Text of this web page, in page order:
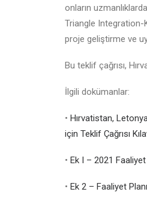
onların
Triangle Integration-
proje geliştirme ve
Bu teklif çağrısı,
İlgili dokümanlar:
• Hırvatistan,
için Teklif Çağrısı
• Ek I – 2021
• Ek 2 – Faaliyet